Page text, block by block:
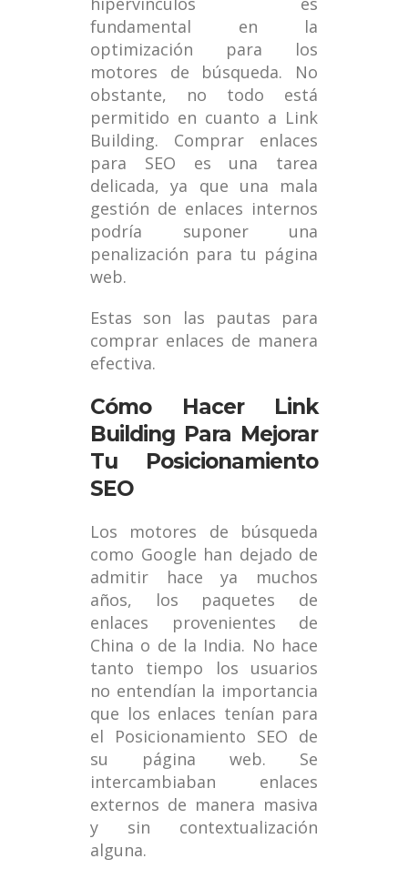
fundamental en la
optimización para los
motores de búsqueda. No
obstante, no todo está
permitido en cuanto a Link
Building. Comprar enlaces
para SEO es una tarea
delicada, ya que una mala
gestión de enlaces internos
podría suponer una
penalización para tu página
web.
Estas son las pautas para
comprar enlaces de manera
efectiva.
Cómo Hacer Link
Building Para Mejorar
Tu Posicionamiento
SEO
Los motores de búsqueda
como Google han dejado de
admitir hace ya muchos
años, los paquetes de
enlaces provenientes de
China o de la India. No hace
tanto tiempo los usuarios
no entendían la importancia
que los enlaces tenían para
el Posicionamiento SEO de
su página web. Se
intercambiaban enlaces
externos de manera masiva
y sin contextualización
alguna.